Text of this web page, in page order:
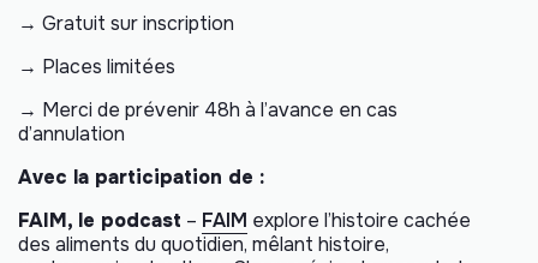
→ Gratuit sur inscription
→ Places limitées
→ Merci de prévenir 48h à l’avance en cas
d’annulation
Avec la participation de :
FAIM, le podcast – FAIM explore l’histoire cachée
des aliments du quotidien, mêlant histoire,